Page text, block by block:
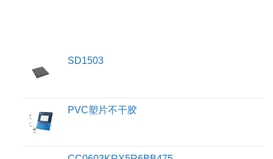
SD1503
PVC塑片不干胶